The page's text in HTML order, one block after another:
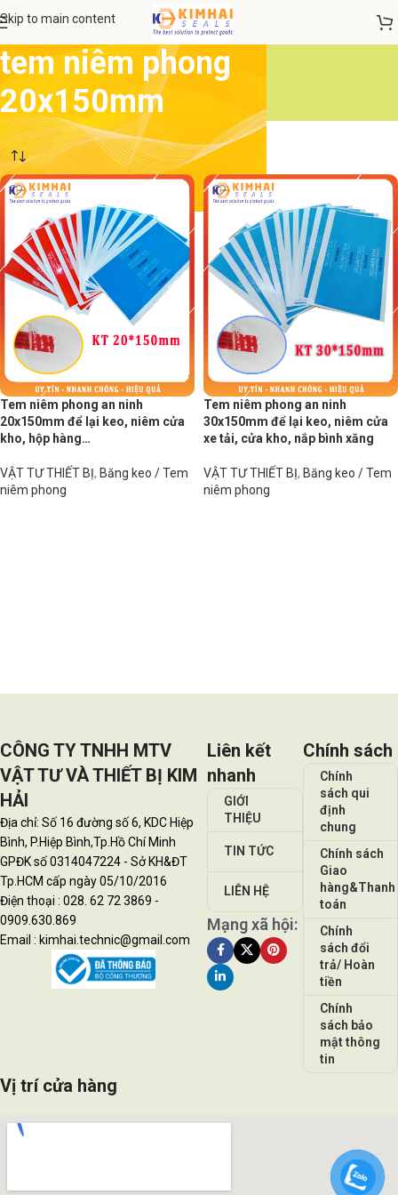
Skip to main content
tem niêm phong
20x150mm
Tem niêm phong an ninh
20x150mm để lại keo, niêm cửa
kho, hộp hàng…
VẬT TƯ THIẾT BỊ, Băng keo / Tem
niêm phong
Tem niêm phong an ninh
30x150mm để lại keo, niêm cửa
xe tải, cửa kho, nắp bình xăng
VẬT TƯ THIẾT BỊ, Băng keo / Tem
niêm phong
CÔNG TY TNHH MTV
VẬT TƯ VÀ THIẾT BỊ KIM
HẢI
Địa chỉ: Số 16 đường số 6, KDC Hiệp
Bình, P.Hiệp Bình,Tp.Hồ Chí Minh
GPĐK số 0314047224 - Sở KH&ĐT
Tp.HCM cấp ngày 05/10/2016
Điện thoại : 028. 62 72 3869 -
0909.630.869
Email : kimhai.technic@gmail.com
Liên kết
nhanh
GIỚI
THIỆU
TIN TỨC
LIÊN HỆ
Mạng xã hội:
Chính sách
Chính
sách qui
định
chung
Chính sách
Giao
hàng&Thanh
toán
Chính
sách đổi
trả/ Hoàn
tiền
Chính
sách bảo
mật thông
tin
Vị trí cửa hàng